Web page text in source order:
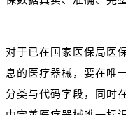
对于已在国家医保局医
息的医疗器械，要在唯
分类与代码字段，同时